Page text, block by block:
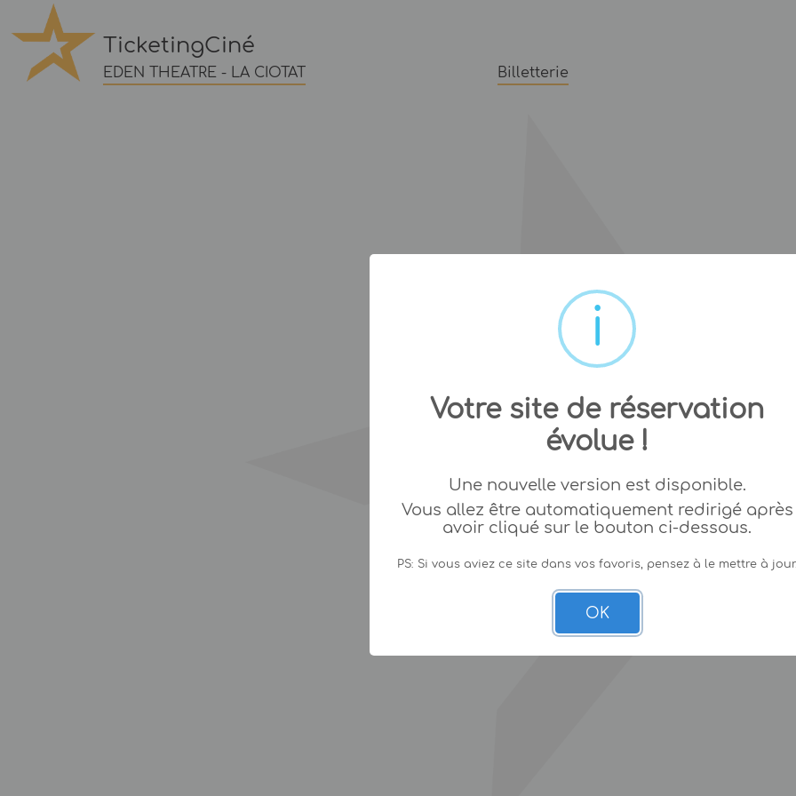
TicketingCiné
EDEN THEATRE - LA CIOTAT Billetterie
Votre site de réservation
évolue !
Une nouvelle version est disponible.
Vous allez être automatiquement redirigé après
avoir cliqué sur le bouton ci-dessous.
PS: Si vous aviez ce site dans vos favoris, pensez à le mettre à
OK